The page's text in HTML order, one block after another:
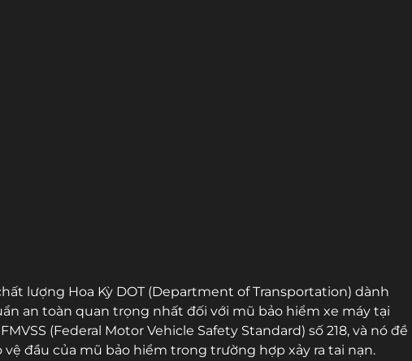
lượng Hoa Kỳ DOT (Department of Transportation) dành
an toàn quan trọng nhất đối với mũ bảo hiểm xe máy tại
(Federal Motor Vehicle Safety Standard) số 218, và nó đề
đầu của mũ bảo hiểm trong trường hợp xảy ra tai nạn.